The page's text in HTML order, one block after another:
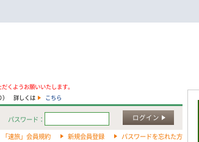
くようお願いいたします。
） 詳しくは
こちら
パスワード： ログイン
「速旅」会員規約 新規会員登録 パスワードを忘れた方